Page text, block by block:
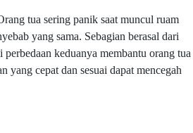
tua sering panik saat muncul ruam
yang sama. Sebagian berasal dari
keduanya membantu orang tua
yang cepat dan sesuai dapat mencegah